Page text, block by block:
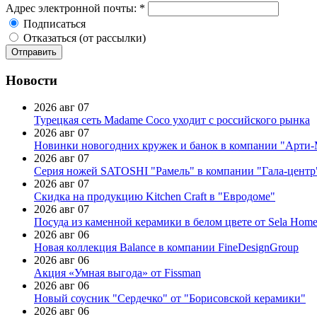
Адрес электронной почты: *
Подписаться
Отказаться (от рассылки)
Новости
2026 авг 07
Турецкая сеть Madame Coco уходит с российского рынка
2026 авг 07
Новинки новогодних кружек и банок в компании
2026 авг 07
Серия ножей SATOSHI "Рамель" в компании "Гала-
2026 авг 07
Скидка на продукцию Kitchen Craft в "Евродоме"
2026 авг 07
Посуда из каменной керамики в белом цвете от Sela Home
2026 авг 06
Новая коллекция Balance в компании FineDesignGroup
2026 авг 06
Акция «Умная выгода» от Fissman
2026 авг 06
Новый соусник "Сердечко" от "Борисовской керамики"
2026 авг 06